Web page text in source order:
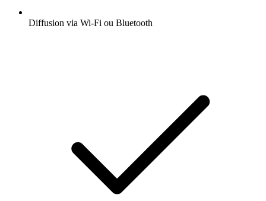
Diffusion via Wi-Fi ou Bluetooth